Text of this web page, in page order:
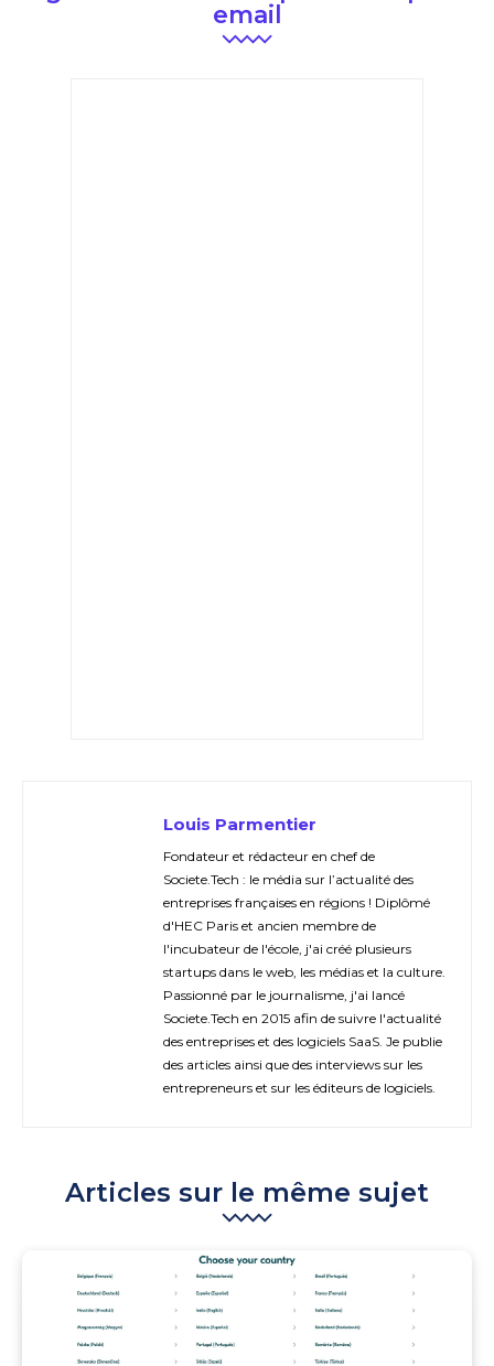
email
Louis Parmentier
Fondateur et rédacteur en chef de
Societe.Tech : le média sur l’actualité des
entreprises françaises en régions ! Diplômé
d'HEC Paris et ancien membre de
l'incubateur de l'école, j'ai créé plusieurs
startups dans le web, les médias et la culture.
Passionné par le journalisme, j'ai lancé
Societe.Tech en 2015 afin de suivre l'actualité
des entreprises et des logiciels SaaS. Je publie
des articles ainsi que des interviews sur les
entrepreneurs et sur les éditeurs de logiciels.
Articles sur le même sujet